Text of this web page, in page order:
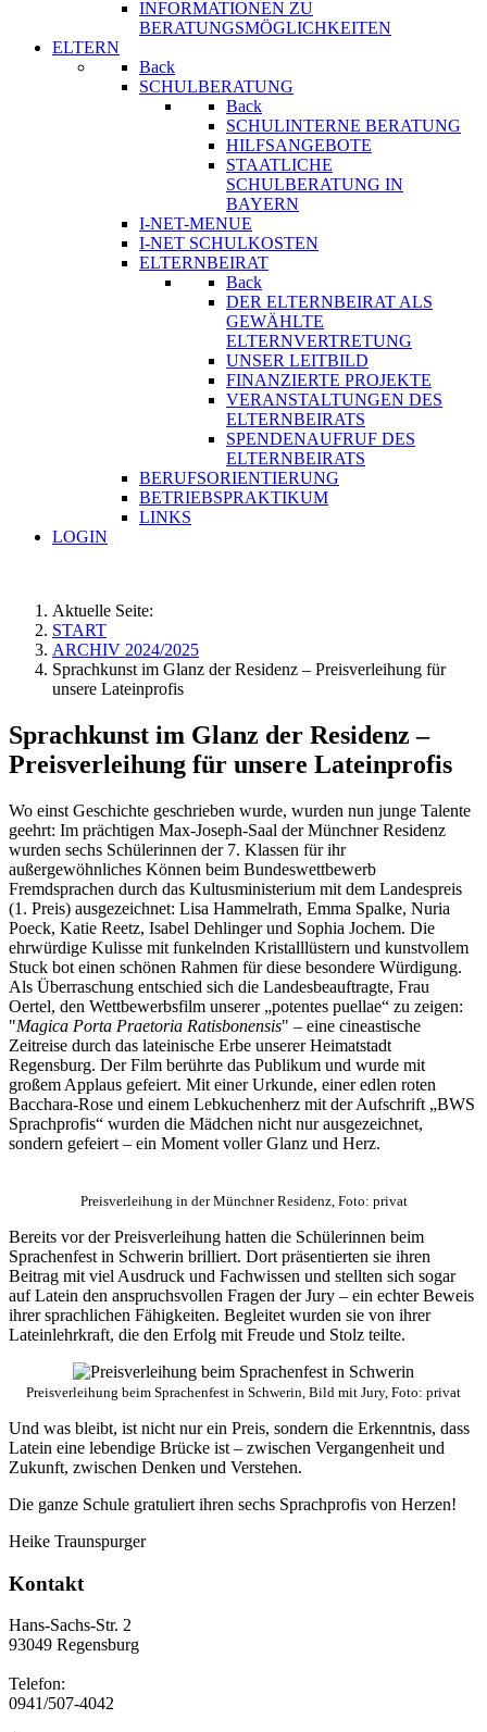
INFORMATIONEN ZU
BERATUNGSMÖGLICHKEITEN
ELTERN
Back
SCHULBERATUNG
Back
SCHULINTERNE BERATUNG
HILFSANGEBOTE
STAATLICHE
SCHULBERATUNG IN
BAYERN
I-NET-MENUE
I-NET SCHULKOSTEN
ELTERNBEIRAT
Back
DER ELTERNBEIRAT ALS
GEWÄHLTE
ELTERNVERTRETUNG
UNSER LEITBILD
FINANZIERTE PROJEKTE
VERANSTALTUNGEN DES
ELTERNBEIRATS
SPENDENAUFRUF DES
ELTERNBEIRATS
BERUFSORIENTIERUNG
BETRIEBSPRAKTIKUM
LINKS
LOGIN
Aktuelle Seite:
START
ARCHIV 2024/2025
Sprachkunst im Glanz der Residenz – Preisverleihung für
unsere Lateinprofis
Sprachkunst im Glanz der Residenz –
Preisverleihung für unsere Lateinprofis
Wo einst Geschichte geschrieben wurde, wurden nun junge Talente
geehrt: Im prächtigen Max-Joseph-Saal der Münchner Residenz
wurden sechs Schülerinnen der 7. Klassen für ihr
außergewöhnliches Können beim Bundeswettbewerb
Fremdsprachen durch das Kultusministerium mit dem Landespreis
(1. Preis) ausgezeichnet: Lisa Hammelrath, Emma Spalke, Nuria
Poeck, Katie Reetz, Isabel Dehlinger und Sophia Jochem. Die
ehrwürdige Kulisse mit funkelnden Kristalllüstern und kunstvollem
Stuck bot einen schönen Rahmen für diese besondere Würdigung.
Als Überraschung entschied sich die Landesbeauftragte, Frau
Oertel, den Wettbewerbsfilm unserer „potentes puellae“ zu zeigen:
"Magica Porta Praetoria Ratisbonensis" – eine cineastische
Zeitreise durch das lateinische Erbe unserer Heimatstadt
Regensburg. Der Film berührte das Publikum und wurde mit
großem Applaus gefeiert. Mit einer Urkunde, einer edlen roten
Bacchara-Rose und einem Lebkuchenherz mit der Aufschrift „BWS
Sprachprofis“ wurden die Mädchen nicht nur ausgezeichnet,
sondern gefeiert – ein Moment voller Glanz und Herz.
Preisverleihung in der Münchner Residenz, Foto: privat
Bereits vor der Preisverleihung hatten die Schülerinnen beim
Sprachenfest in Schwerin brilliert. Dort präsentierten sie ihren
Beitrag mit viel Ausdruck und Fachwissen und stellten sich sogar
auf Latein den anspruchsvollen Fragen der Jury – ein echter Beweis
ihrer sprachlichen Fähigkeiten. Begleitet wurden sie von ihrer
Lateinlehrkraft, die den Erfolg mit Freude und Stolz teilte.
Preisverleihung beim Sprachenfest in Schwerin, Bild mit Jury, Foto: privat
Und was bleibt, ist nicht nur ein Preis, sondern die Erkenntnis, dass
Latein eine lebendige Brücke ist – zwischen Vergangenheit und
Zukunft, zwischen Denken und Verstehen.
Die ganze Schule gratuliert ihren sechs Sprachprofis von Herzen!
Heike Traunspurger
Kontakt
Hans-Sachs-Str. 2
93049 Regensburg
Telefon:
0941/507-4042